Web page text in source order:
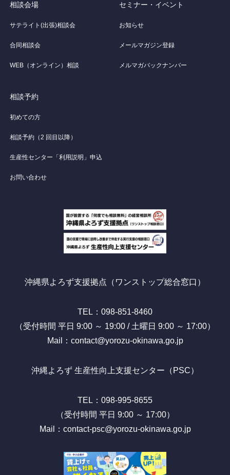
相談会場
サテライト(出張)相談会
合同相談会
WEB（オンライン）相談
セミナー・イベント
お知らせ
メールマガジン登録
メルマガバックナンバー
相談予約
初めての方
相談予約（2 回目以降）
生産性センター「利用説明」申込
お問い合わせ
沖縄県よろず支援拠点（ワンストップ総合窓口）
TEL：098-851-8460
（受付時間 平日 9:00 ～ 19:00 / 土曜日 9:00 ～ 17:00）
Mail：contact@yorozu-okinawa.go.jp
沖縄よろず 生産性向上支援センター（PSC）
TEL：098-995-8655
（受付時間 平日 9:00 ～ 17:00）
Mail：contact-psc@yorozu-okinawa.go.jp